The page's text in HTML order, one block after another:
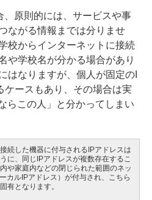
原則的には、サービスや事
ながる情報までは分りませ
校からインターネットに接続
や学校名が分かる場合があり
はなりますが、個人が固定のI
ケースもあり、その場合は実
らこの人」と分かってしまい
続した機器に付与されるIPアドレスは
に、同じIPアドレスが複数存在するこ
や家庭内などの閉じられた範囲のネッ
カルIPアドレス）が付与され、こちら
有となります。